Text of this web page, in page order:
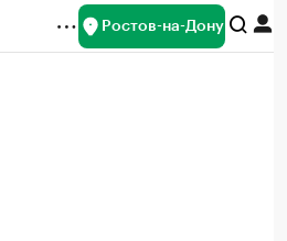
Ростов-на-Дону